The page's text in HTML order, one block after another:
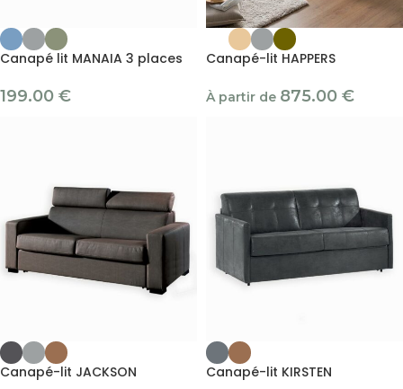
Canapé lit MANAIA 3 places
199.00 €
Canapé-lit HAPPERS
À partir de 875.00 €
Canapé-lit JACKSON Canapé-lit KIRSTEN